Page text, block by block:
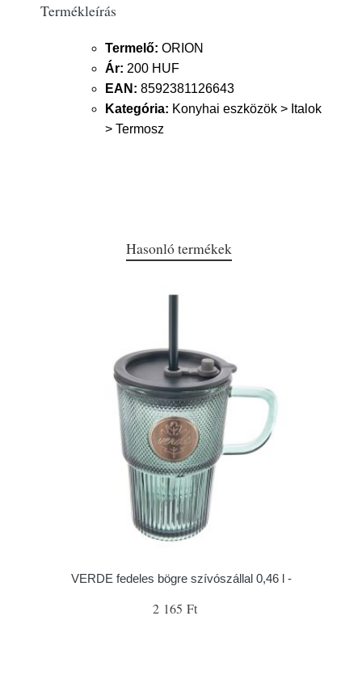
Termékleírás
Termelő: ORION
Ár: 200 HUF
EAN: 8592381126643
Kategória: Konyhai eszközök > Italok
> Termosz
Hasonló termékek
VERDE fedeles bögre szívószállal 0,46 l -
2 165 Ft